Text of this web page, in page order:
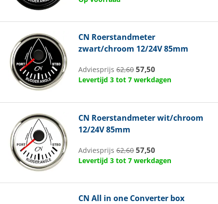
CN Roerstandmeter
zwart/chroom 12/24V 85mm
Adviesprijs62,60 57,50
Levertijd 3 tot 7 werkdagen
CN Roerstandmeter wit/chroom
12/24V 85mm
Adviesprijs62,60 57,50
Levertijd 3 tot 7 werkdagen
CN All in one Converter box